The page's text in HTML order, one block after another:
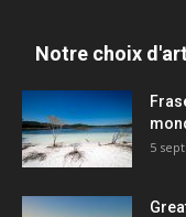
Notre choix
5